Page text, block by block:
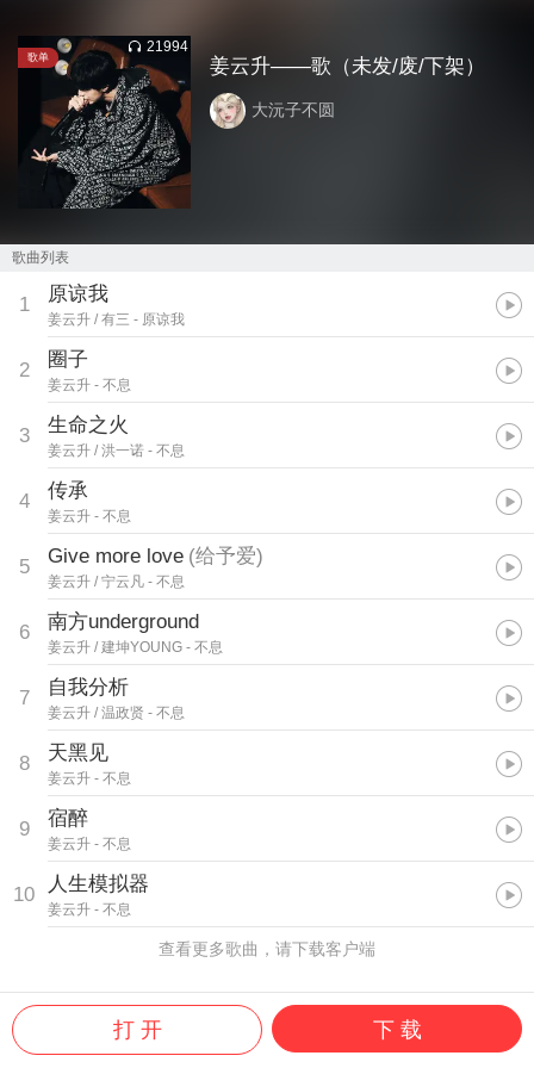
歌单
21994
姜云升——歌（未发/废/下架）
大沅子不圆
歌曲列表
1 原谅我
姜云升 / 有三 - 原谅我
2 圈子
姜云升 - 不息
3 生命之火
姜云升 / 洪一诺 - 不息
4 传承
姜云升 - 不息
5 Give more love (给予爱)
姜云升 / 宁云凡 - 不息
6 南方underground
姜云升 / 建坤YOUNG - 不息
7 自我分析
姜云升 / 温政贤 - 不息
8 天黑见
姜云升 - 不息
9 宿醉
姜云升 - 不息
10 人生模拟器
姜云升 - 不息
查看更多歌曲，请下载客户端
打 开 下 载